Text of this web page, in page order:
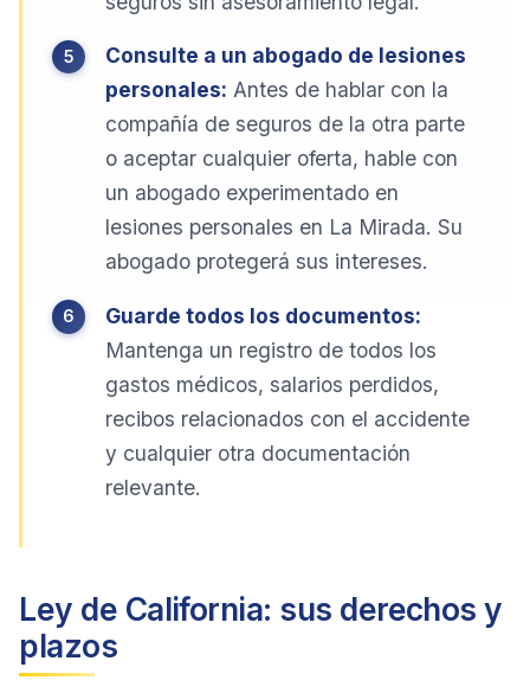
Consulte a un abogado de lesiones
personales: Antes de hablar con la
compañía de seguros de la otra parte
o aceptar cualquier oferta, hable con
un abogado experimentado en
lesiones personales en La Mirada. Su
abogado protegerá sus intereses.
Guarde todos los documentos:
Mantenga un registro de todos los
gastos médicos, salarios perdidos,
recibos relacionados con el accidente
y cualquier otra documentación
relevante.
Ley de California: sus derechos y
plazos